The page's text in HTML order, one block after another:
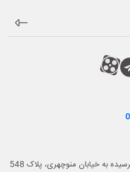
آپارات
تلگرام
کانال آپارات
به خیابان منوچهری، پلاک 548